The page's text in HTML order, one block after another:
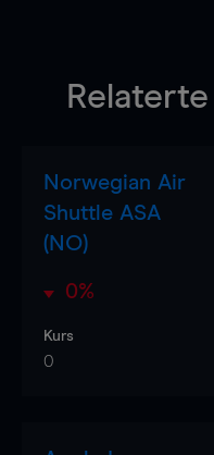
Norwegian Air
Shuttle ASA
(NO)
0%
Kurs
0